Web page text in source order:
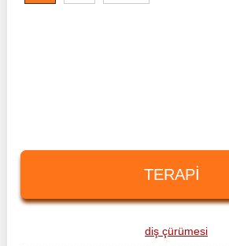
TERAPI
diş çürümesi